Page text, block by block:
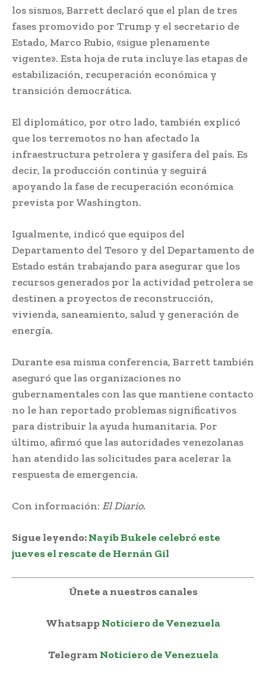
los sismos, Barrett declaró que el plan de tres
fases promovido por Trump y el secretario de
Estado, Marco Rubio, «sigue plenamente
vigente». Esta hoja de ruta incluye las etapas de
estabilización, recuperación económica y
transición democrática.
El diplomático, por otro lado, también explicó
que los terremotos no han afectado la
infraestructura petrolera y gasífera del país. Es
decir, la producción continúa y seguirá
apoyando la fase de recuperación económica
prevista por Washington.
Igualmente, indicó que equipos del
Departamento del Tesoro y del Departamento de
Estado están trabajando para asegurar que los
recursos generados por la actividad petrolera se
destinen a proyectos de reconstrucción,
vivienda, saneamiento, salud y generación de
energía.
Durante esa misma conferencia, Barrett también
aseguró que las organizaciones no
gubernamentales con las que mantiene contacto
no le han reportado problemas significativos
para distribuir la ayuda humanitaria. Por
último, afirmó que las autoridades venezolanas
han atendido las solicitudes para acelerar la
respuesta de emergencia.
Con información: El Diario.
Sigue leyendo:Nayib Bukele celebró este
jueves el rescate de Hernán Gil
Únete a nuestros canales
WhatsappNoticiero de Venezuela
Telegram Noticiero de Venezuela